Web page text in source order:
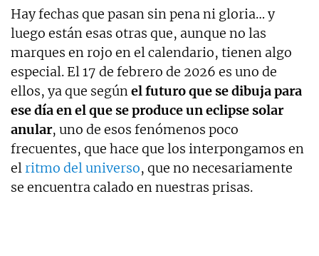
Hay fechas que pasan sin pena ni gloria… y
luego están esas otras que, aunque no las
marques en rojo en el calendario, tienen algo
especial. El 17 de febrero de 2026 es uno de
ellos, ya que segúnel futuro que se dibuja para
ese día en el que se produce un eclipse solar
anular, uno de esos fenómenos poco
frecuentes, que hace que los interpongamos en
elritmo del universo, que no necesariamente
se encuentra calado en nuestras prisas.